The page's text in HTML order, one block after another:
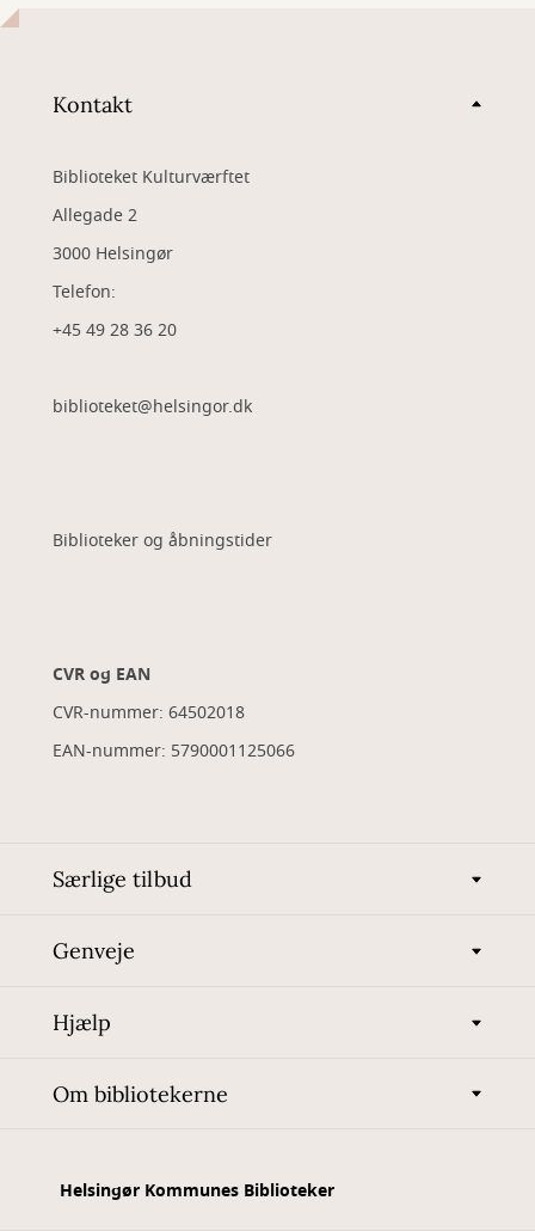
Kontakt
Biblioteket Kulturværftet
Allegade 2
3000 Helsingør
Telefon:
+45 49 28 36 20
biblioteket@helsingor.dk
Biblioteker og åbningstider
CVR og EAN
CVR-nummer: 64502018
EAN-nummer: 5790001125066
Særlige tilbud
Genveje
Hjælp
Om bibliotekerne
Helsingør Kommunes Biblioteker